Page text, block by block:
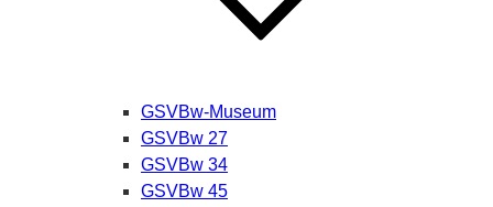
GSVBw-Museum
GSVBw 27
GSVBw 34
GSVBw 45